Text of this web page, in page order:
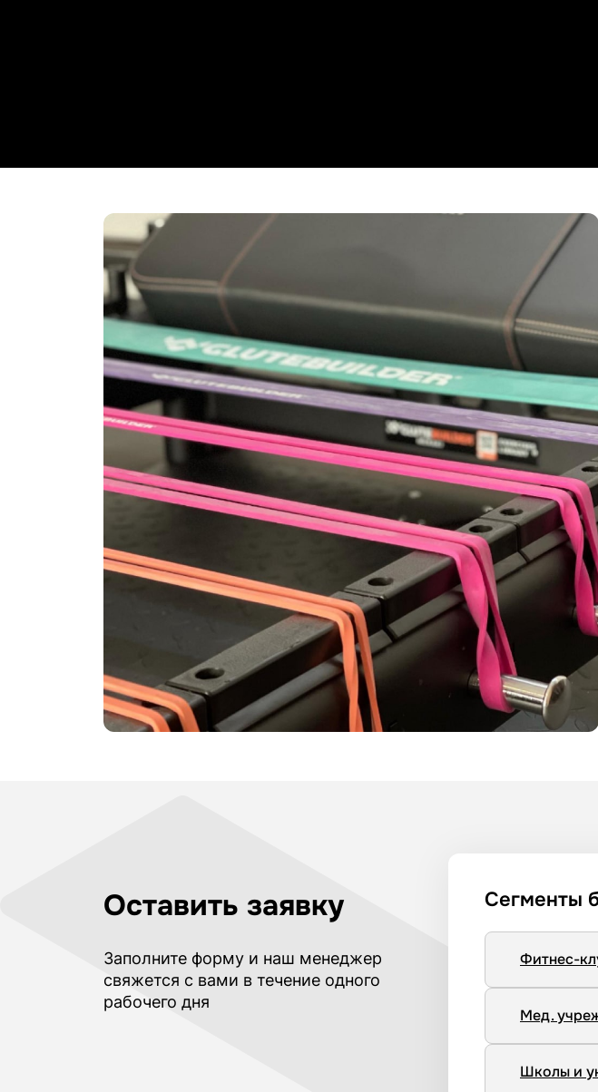
Оставить заявку
Заполните форму и наш менеджер
свяжется с вами в течение одного
рабочего дня
Сегменты
Фитнес-
Мед.
Школы и